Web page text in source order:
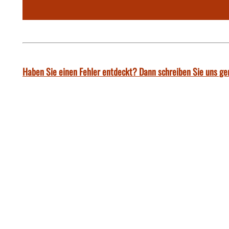
Haben Sie einen Fehler entdeckt? Dann schreiben Sie uns